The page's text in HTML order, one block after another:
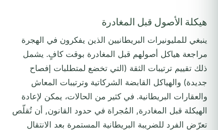
هيكلة الأصول قبل المغادرة
ينبغي للمليونيرات البريطانيين الذين يفكرون في الهجرة
مراجعة هياكل أصولهم قبل المغادرة بوقت كافٍ. يشمل
ذلك تقييم ترتيبات الثقة (التي تخضع لمتطلبات إفصاح
جديدة) والهياكل القابضة الشركاتية وترتيبات المعاش
والعقارات البريطانية. في كثير من الحالات، يمكن لإعادة
الهيكلة قبل المغادرة, المُجراة في حدود القانون, أن تُقلّص
تعرّض الفرد للضريبة البريطانية المستمرة بعد الانتقال